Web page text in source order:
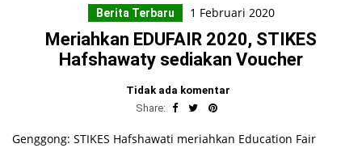
Berita Terbaru 1 Februari 2020
Meriahkan EDUFAIR 2020, STIKES
Hafshawaty sediakan Voucher
Tidak ada komentar
Share:
Genggong: STIKES Hafshawati meriahkan Education Fair